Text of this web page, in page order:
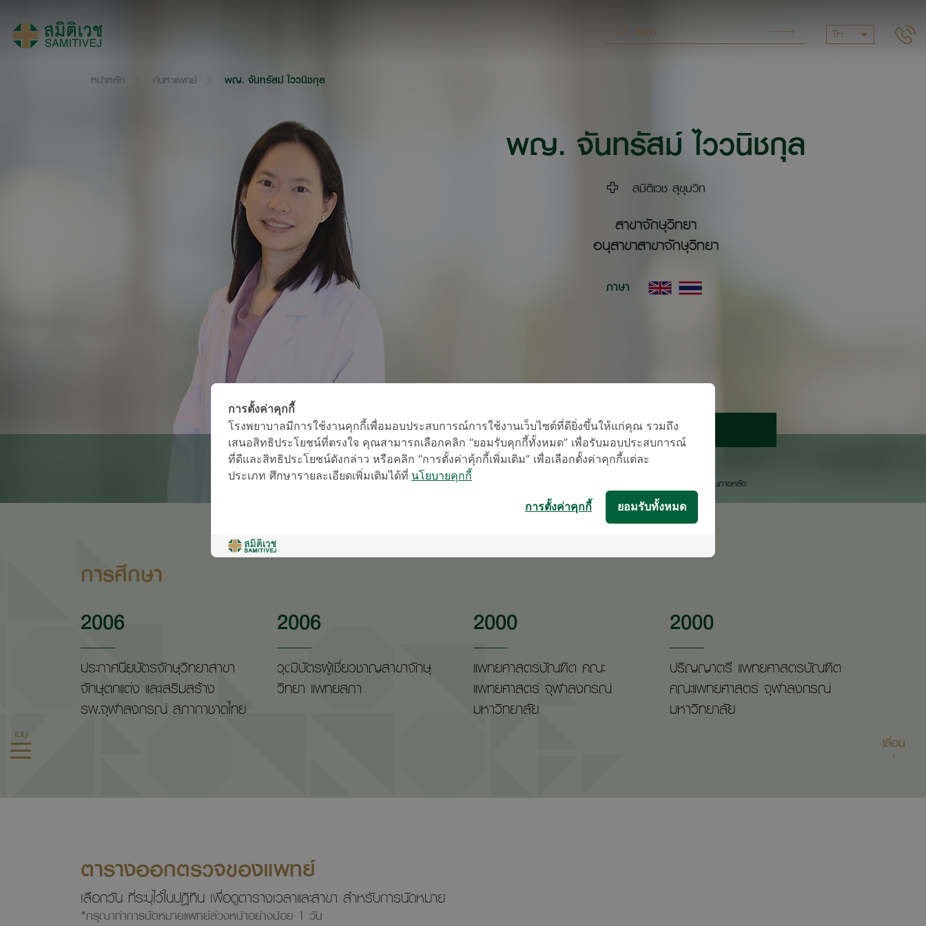
TH
เมนู
หน้าหลัก ค้นหาแพทย์ พญ. จันทรัสม์ ไววนิชกุล
พญ. จันทรัสม์ ไววนิชกุล
สมิติเวช สุขุมวิท
สาขาจักษุวิทยา
อนุสาขาสาขาจักษุวิทยา
ภาษา
นัดหมายแพทย์
ติดต่อสอบถาม
* เจ้าหน้าที่ของโรงพยาบาลจะติดต่อท่านกลับในภายหลัง
การศึกษา
2006
ประกาศนียบัตรจักษุวิทยาสาขา
จักษุตกแต่ง และเสริมสร้าง
รพ.จุฬาลงกรณ์ สภากาชาดไทย
2006
วุฒิบัตรผู้เชี่ยวชาญสาขาจักษุ
วิทยา แพทยสภา
2000
แพทยศาสตร์บัณฑิต คณะ
แพทยศาสตร์ จุฬาลงกรณ์
มหาวิทยาลัย
2000
ปริญญาตรี แพทยศาสตรบัณฑิต
คณะแพทยศาสตร์ จุฬาลงกรณ์
มหาวิทยาลัย
ตารางออกตรวจของแพทย์
เลือกวัน ที่ระบุไว้ในปฎิทิน เพื่อดูตารางเวลาและสาขา สำหรับการนัดหมาย
*กรุณาทำการนัดหมายแพทย์ล่วงหน้าอย่างน้อย 1 วัน
เลื่อน
การตั้งค่าคุกกี้
โรงพยาบาลมีการใช้งานคุกกี้เพื่อมอบประสบการณ์การใช้งานเว็บไซต์ที่ดียิ่งขึ้นให้แก่คุณ รวมถึง
เสนอสิทธิประโยชน์ที่ตรงใจ คุณสามารถเลือกคลิก “ยอมรับคุกกี้ทั้งหมด” เพื่อรับมอบประสบการณ์
ที่ดีและสิทธิประโยชน์ดังกล่าว หรือคลิก “การตั้งค่าคุ้กกี้เพิ่มเติม” เพื่อเลือกตั้งค่าคุกกี้แต่ละ
ประเภท ศึกษารายละเอียดเพิ่มเติมได้ที่ นโยบายคุกกี้
ยอมรับทั้งหมด
การตั้งค่าคุกกี้